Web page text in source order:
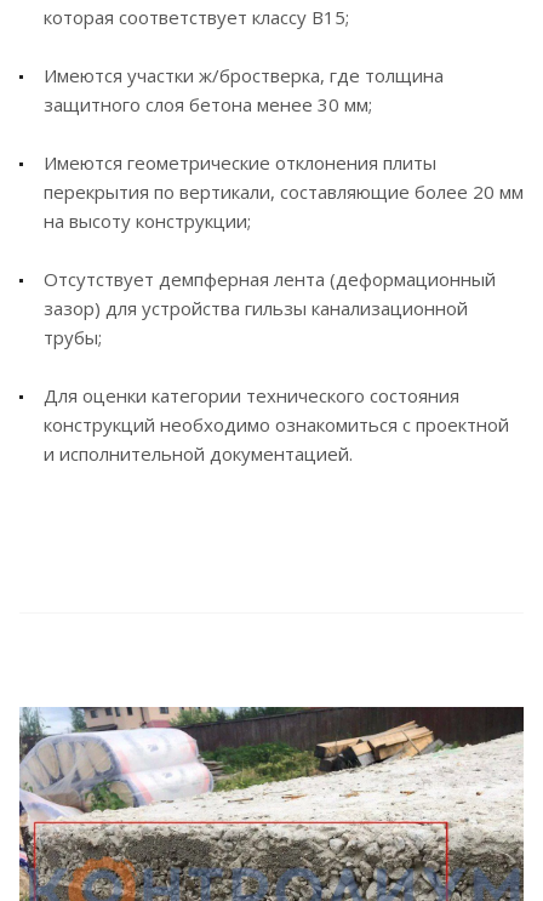
которая соответствует классу В15;
Имеются участки ж/бростверка, где толщина
защитного слоя бетона менее 30 мм;
Имеются геометрические отклонения плиты
перекрытия по вертикали, составляющие более 20 мм
на высоту конструкции;
Отсутствует демпферная лента (деформационный
зазор) для устройства гильзы канализационной
трубы;
Для оценки категории технического состояния
конструкций необходимо ознакомиться с проектной
и исполнительной документацией.